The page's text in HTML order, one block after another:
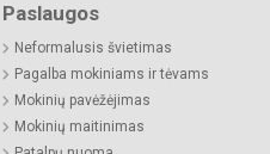
Paslaugos
Neformalusis švietimas
Pagalba mokiniams ir tėvams
Mokinių pavėžėjimas
Mokinių maitinimas